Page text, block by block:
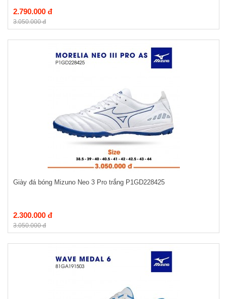
2.790.000 đ
3.050.000 đ
Giày đá bóng Mizuno Neo 3 Pro trắng P1GD228425
2.300.000 đ
3.050.000 đ